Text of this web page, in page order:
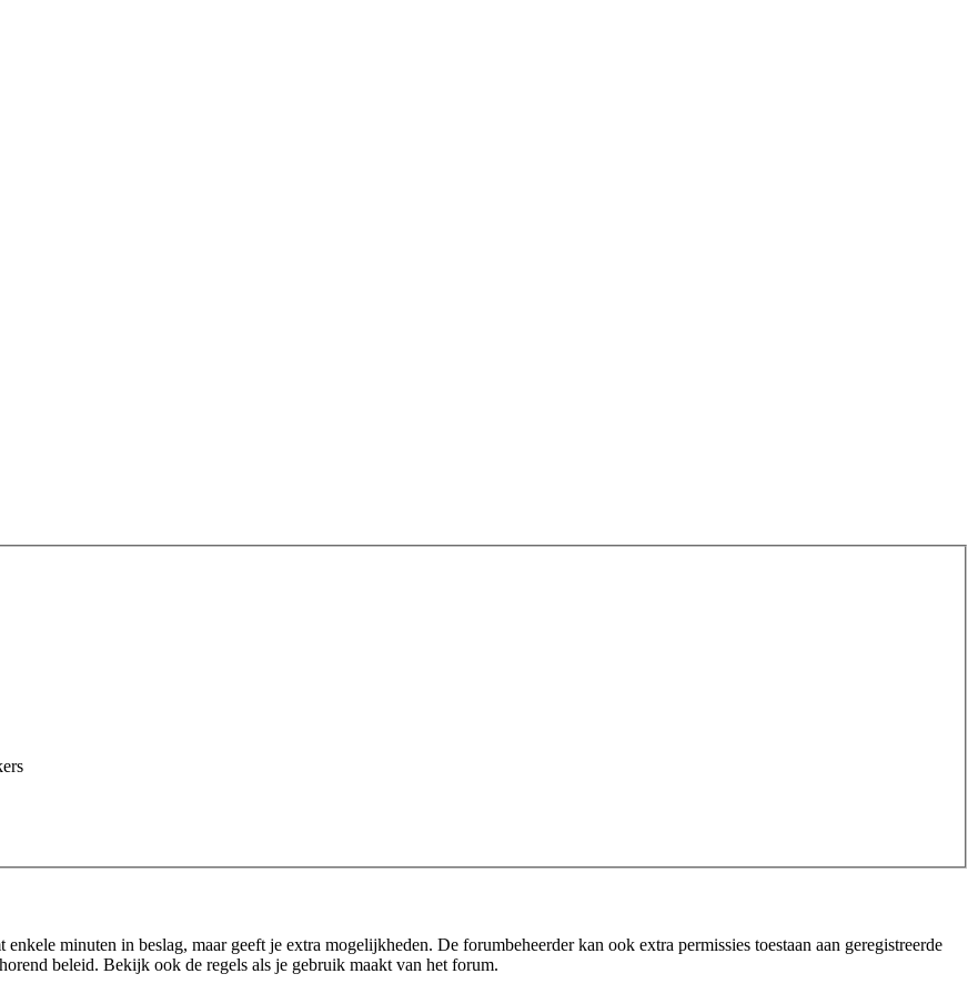
minuten in beslag, maar geeft je extra mogelijkheden. De forumbeheerder kan ook extra permissies toestaan aan geregistreerde
beleid. Bekijk ook de regels als je gebruik maakt van het forum.